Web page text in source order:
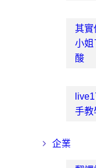
其實
小姐
酸
手教
企業